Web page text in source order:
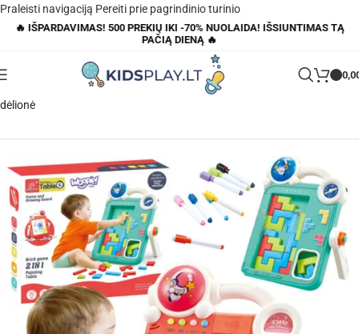
Praleisti navigaciją Pereiti prie pagrindinio turinio
🔥 IŠPARDAVIMAS! 500 PREKIŲ IKI -70% NUOLAIDA! IŠSIUNTIMAS TĄ
PAČIĄ DIENĄ 🔥
Parduotuvė
Woopie 2in1 dvipusė piešimo lenta ir Tetris
dėlionė